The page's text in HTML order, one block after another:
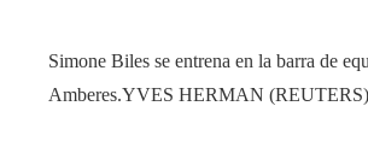
Simone Biles se entrena en la barra de
Amberes.YVES HERMAN (REUTERS)